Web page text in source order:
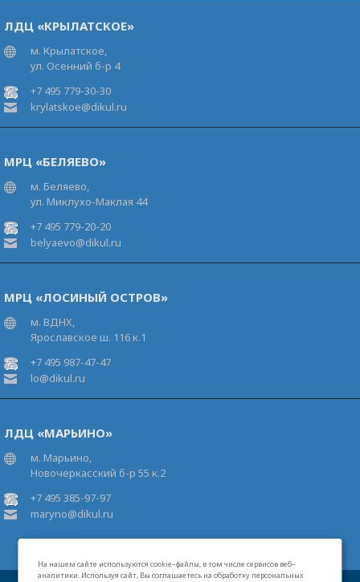
На нашем сайте используются cookie–файлы, в том числе сервисов веб–
аналитики. Используя сайт, Вы соглашаетесь на обработку персональных
ЛДЦ «КРЫЛАТСКОЕ»
м. Крылатское,
ул. Осенний б-р 4
+7 495 779-30-30
krylatskoe@dikul.ru
МРЦ «БЕЛЯЕВО»
м. Беляево,
ул. Миклухо-Маклая 44
+7 495 779-20-20
belyaevo@dikul.ru
МРЦ «ЛОСИНЫЙ ОСТРОВ»
м. ВДНХ,
Ярославское ш. 116 к.1
+7 495 987-47-47
lo@dikul.ru
ЛДЦ «МАРЬИНО»
м. Марьино,
Новочеркасский б-р 55 к.2
+7 495 385-97-97
maryno@dikul.ru